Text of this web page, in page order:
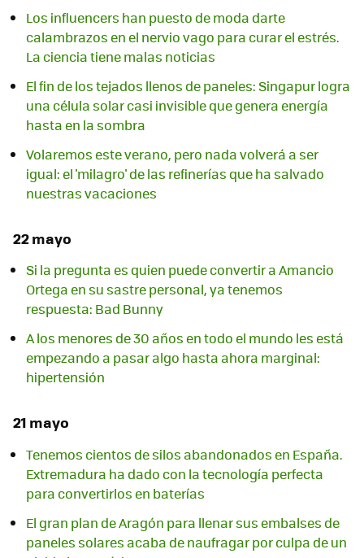
Los influencers han puesto de moda darte
calambrazos en el nervio vago para curar el estrés.
La ciencia tiene malas noticias
El fin de los tejados llenos de paneles: Singapur logra
una célula solar casi invisible que genera energía
hasta en la sombra
Volaremos este verano, pero nada volverá a ser
igual: el 'milagro' de las refinerías que ha salvado
nuestras vacaciones
22 mayo
Si la pregunta es quien puede convertir a Amancio
Ortega en su sastre personal, ya tenemos
respuesta: Bad Bunny
A los menores de 30 años en todo el mundo les está
empezando a pasar algo hasta ahora marginal:
hipertensión
21 mayo
Tenemos cientos de silos abandonados en España.
Extremadura ha dado con la tecnología perfecta
para convertirlos en baterías
El gran plan de Aragón para llenar sus embalses de
paneles solares acaba de naufragar por culpa de un